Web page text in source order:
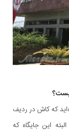
که کاش در ردیف
این جایگاه که